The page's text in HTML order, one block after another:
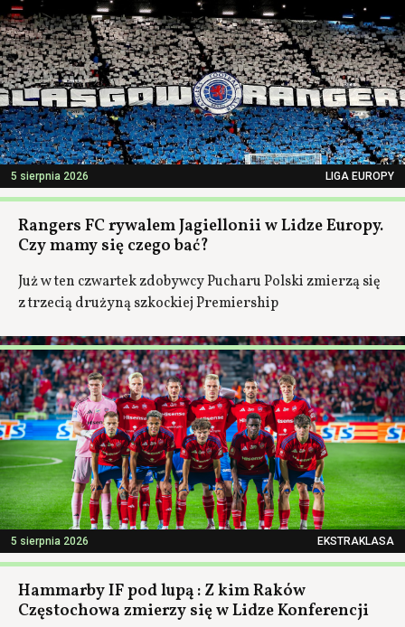
5 sierpnia 2026 LIGA EUROPY
Rangers FC rywalem Jagiellonii w Lidze Europy.
Czy mamy się czego bać?
Już w ten czwartek zdobywcy Pucharu Polski zmierzą się
z trzecią drużyną szkockiej Premiership
5 sierpnia 2026 EKSTRAKLASA
Hammarby IF pod lupą : Z kim Raków
Częstochowa zmierzy się w Lidze Konferencji